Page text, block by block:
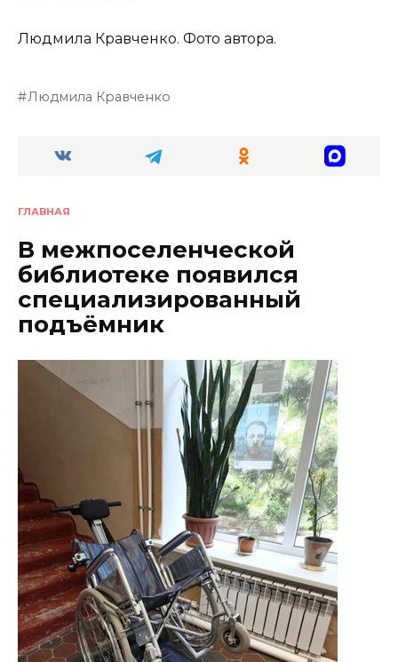
Людмила Кравченко. Фото автора.
Людмила Кравченко
ГЛАВНАЯ
В межпоселенческой
библиотеке появился
специализированный
подъёмник